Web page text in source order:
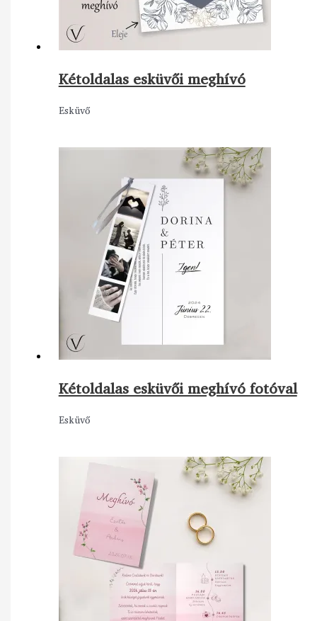
Kétoldalas esküvői meghívó
Esküvő
Kétoldalas esküvői meghívó fotóval
Esküvő